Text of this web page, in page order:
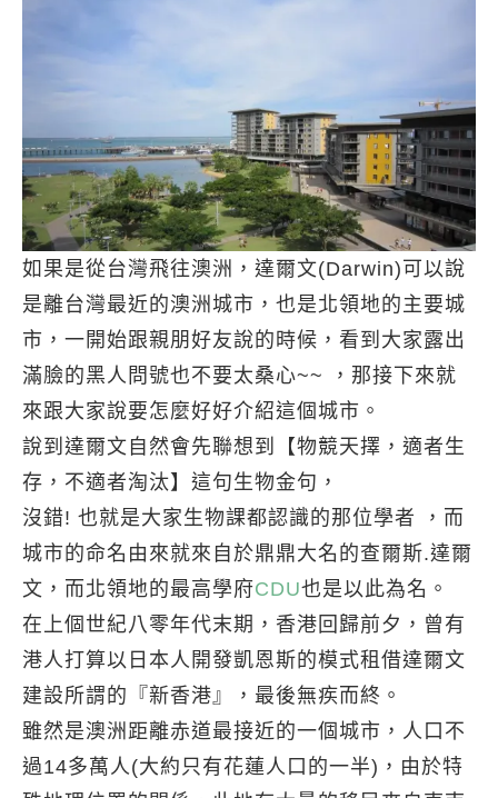
如果是從台灣飛往澳洲，達爾文(Darwin)可以說
是離台灣最近的澳洲城市，也是北領地的主要城
市，一開始跟親朋好友說的時候，看到大家露出
滿臉的黑人問號也不要太桑心~~ ，那接下來就
來跟大家說要怎麼好好介紹這個城市。
說到達爾文自然會先聯想到【物競天擇，適者生
存，不適者淘汰】這句生物金句，
沒錯! 也就是大家生物課都認識的那位學者 ，而
城市的命名由來就來自於鼎鼎大名的查爾斯.達爾
文，而北領地的最高學府CDU也是以此為名。
在上個世紀八零年代末期，香港回歸前夕，曾有
港人打算以日本人開發凱恩斯的模式租借達爾文
建設所謂的『新香港』，最後無疾而終。
雖然是澳洲距離赤道最接近的一個城市，人口不
過14多萬人(大約只有花蓮人口的一半)，由於特